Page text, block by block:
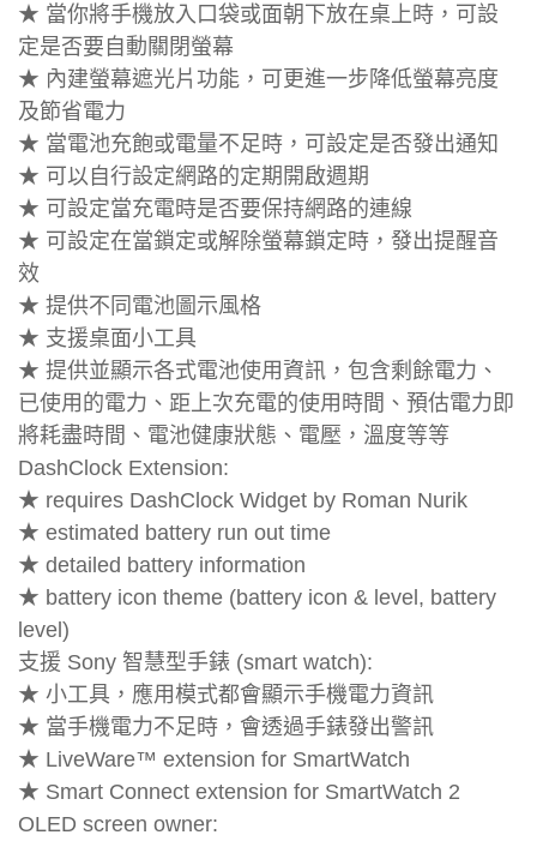
★ 當你將手機放入口袋或面朝下放在桌上時，可設
定是否要自動關閉螢幕
★ 內建螢幕遮光片功能，可更進一步降低螢幕亮度
及節省電力
★ 當電池充飽或電量不足時，可設定是否發出通知
★ 可以自行設定網路的定期開啟週期
★ 可設定當充電時是否要保持網路的連線
★ 可設定在當鎖定或解除螢幕鎖定時，發出提醒音
效
★ 提供不同電池圖示風格
★ 支援桌面小工具
★ 提供並顯示各式電池使用資訊，包含剩餘電力、
已使用的電力、距上次充電的使用時間、預估電力即
將耗盡時間、電池健康狀態、電壓，溫度等等
DashClock Extension:
★ requires DashClock Widget by Roman Nurik
★ estimated battery run out time
★ detailed battery information
★ battery icon theme (battery icon & level, battery
level)
支援 Sony 智慧型手錶 (smart watch):
★ 小工具，應用模式都會顯示手機電力資訊
★ 當手機電力不足時，會透過手錶發出警訊
★ LiveWare™ extension for SmartWatch
★ Smart Connect extension for SmartWatch 2
OLED screen owner: